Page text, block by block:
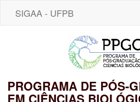
SIGAA - UFPB
PROGRAMA DE PÓS-
EM CIÊNCIAS